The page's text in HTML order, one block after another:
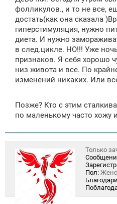
щ
н
и
фолликулов., и то не все,
достать(как она сказала
гиперстимуляция, нужно
диета. И нужно
в след.цикле. НО!!! Уже
признаков. Я себя хорошо
низ живота и все. По
изменений никаких. Или
Позже? Кто с этим
по маленькому часто хожу
Только
Пол: